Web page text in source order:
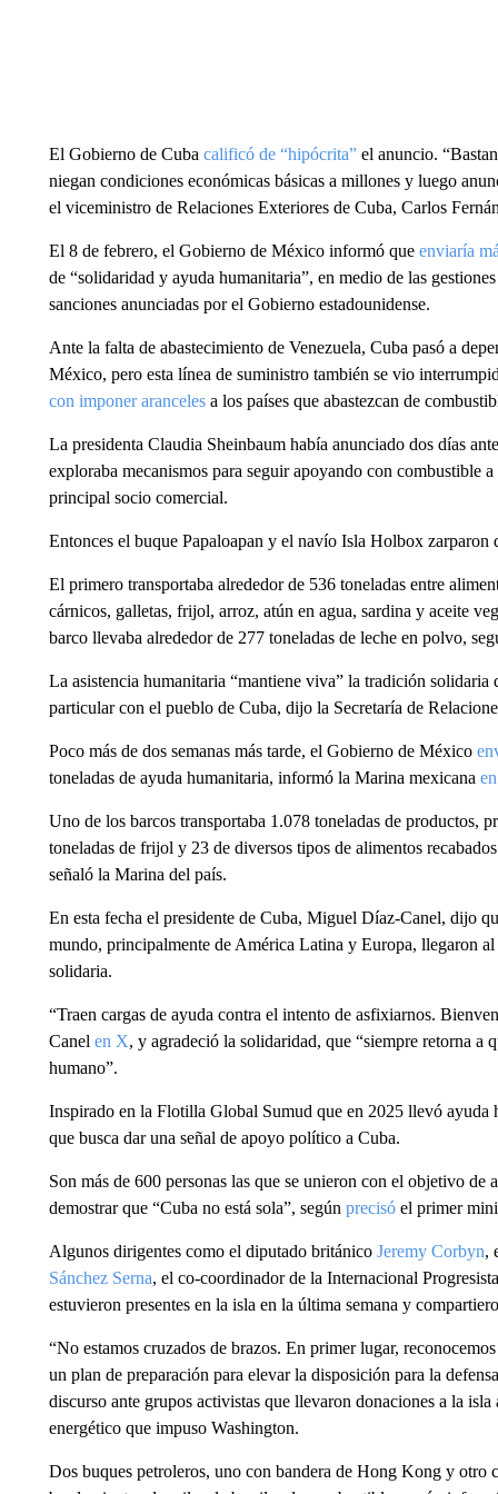
El Gobierno de Cuba calificó de “hipócrita”el anuncio.
niegan condiciones económicas básicas a millones y luego
el viceministro de Relaciones Exteriores de Cuba, Carlos
El 8 de febrero, el Gobierno de México informó que enviaría
de “solidaridad y ayuda humanitaria”, en medio de las
sanciones anunciadas por el Gobierno estadounidense.
Ante la falta de abastecimiento de Venezuela, Cuba pasó a
México, pero esta línea de suministro también se vio
con imponer arancelesa los países que abastezcan de
La presidenta Claudia Sheinbaum había anunciado dos días
exploraba mecanismos para seguir apoyando con combustible
principal socio comercial.
Entonces el buque Papaloapan y el navío Isla Holbox zarparon
El primero transportaba alrededor de 536 toneladas entre
cárnicos, galletas, frijol, arroz, atún en agua, sardina y aceite
barco llevaba alrededor de 277 toneladas de leche en polvo,
La asistencia humanitaria “mantiene viva” la tradición
particular con el pueblo de Cuba, dijo la Secretaría de
Poco más de dos semanas más tarde, el Gobierno de México
toneladas de ayuda humanitaria, informó la Marina mexicana
Uno de los barcos transportaba 1.078 toneladas de
toneladas de frijol y 23 de diversos tipos de alimentos
señaló la Marina del país.
En esta fecha el presidente de Cuba, Miguel Díaz-Canel, dijo
mundo, principalmente de América Latina y Europa, llegaron
solidaria.
“Traen cargas de ayuda contra el intento de asfixiarnos.
Canel en X, y agradeció la solidaridad, que “siempre retorna a
humano”.
Inspirado en la Flotilla Global Sumud que en 2025 llevó
que busca dar una señal de apoyo político a Cuba.
Son más de 600 personas las que se unieron con el objetivo de
demostrar que “Cuba no está sola”, según precisóel primer
Algunos dirigentes como el diputado británico Jeremy Corbyn,
Sánchez Serna, el co-coordinador de la Internacional
estuvieron presentes en la isla en la última semana y
“No estamos cruzados de brazos. En primer lugar,
un plan de preparación para elevar la disposición para la
discurso ante grupos activistas que llevaron donaciones a la
energético que impuso Washington.
Dos buques petroleros, uno con bandera de Hong Kong y otro